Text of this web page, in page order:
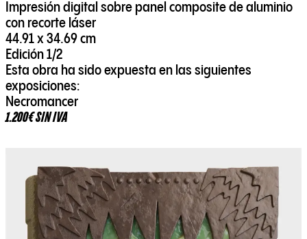
Impresión digital sobre panel composite de aluminio
con recorte láser
44.91 x 34.69 cm
Edición 1/2
Esta obra ha sido expuesta en las siguientes
exposiciones:
Necromancer
1.200€ SIN IVA